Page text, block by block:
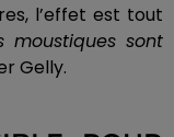
l’effet est tout
moustiques sont
Gelly.